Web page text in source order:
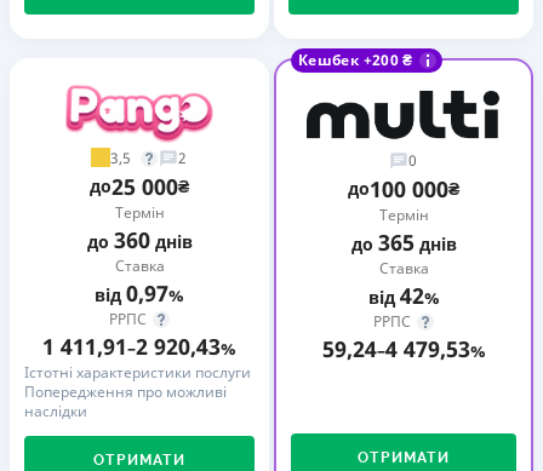
3,5 2
до25 000₴
Термін
до 360днів
Ставка
від 0,97%
РРПС
1 411,91–2 920,43%
Істотні характеристики послуги
Попередження про можливі
наслідки
ОТРИМАТИ
Кешбек +200 ₴
0
до100 000₴
Термін
до 365днів
Ставка
від 42%
РРПС
59,24–4 479,53%
ОТРИМАТИ